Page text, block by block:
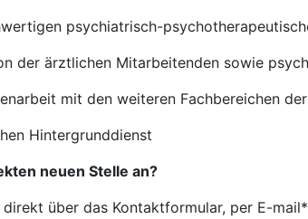
psychiatrisch-
der ärztlichen Mitarbeitenden sowie
mit den weiteren Fachbereichen
Hintergrunddienst
neuen Stelle an?
direkt über das Kontaktformular, per E-